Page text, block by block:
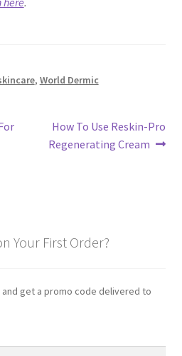
, World Dermic
Next
post:
How To Use Reskin-Pro
Regenerating Cream
Your First Order?
get a promo code delivered to